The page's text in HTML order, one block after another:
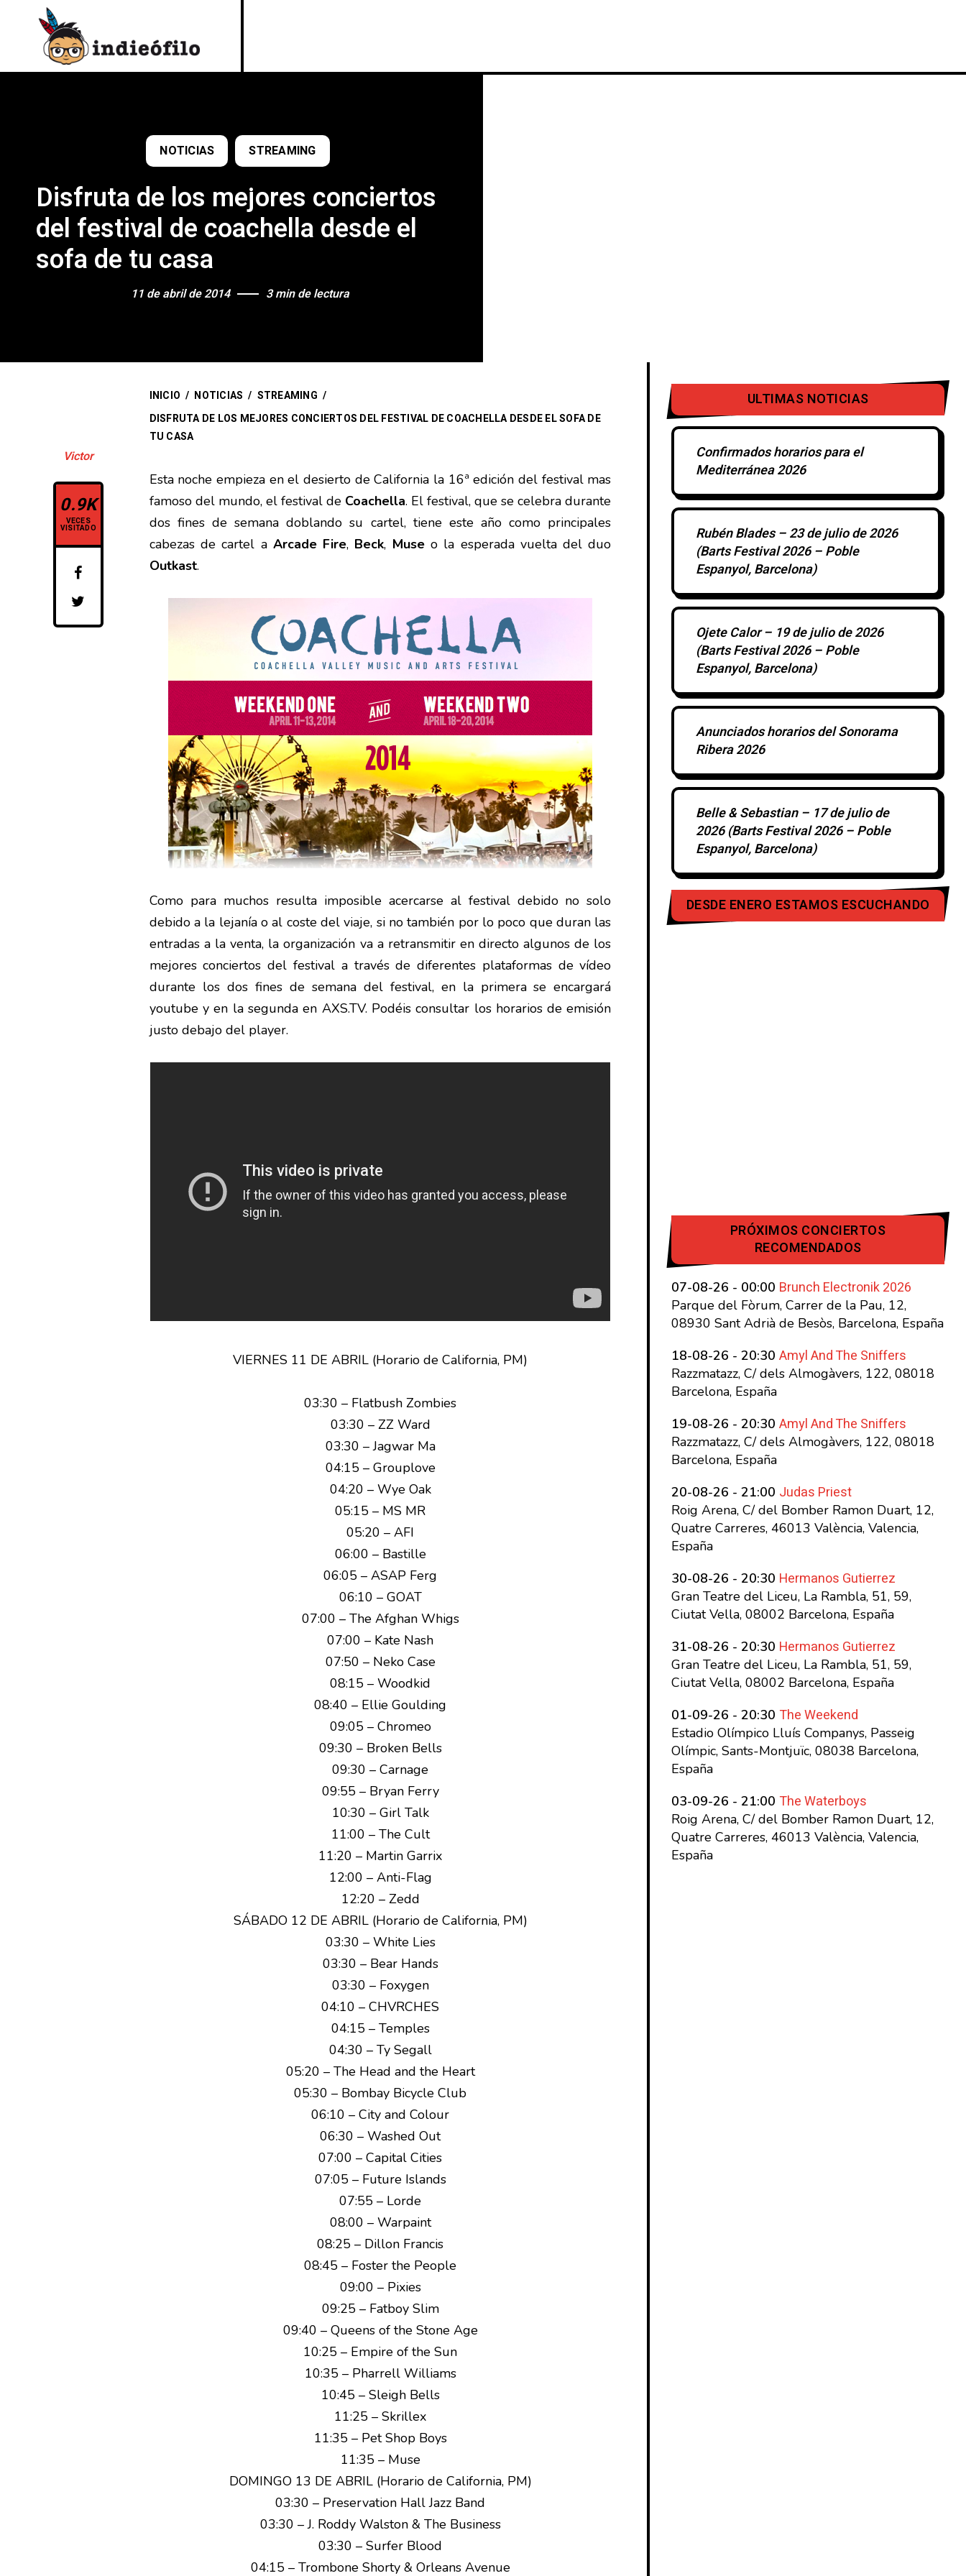
NOTICIAS STREAMING
Disfruta de los mejores conciertos
del festival de coachella desde el
sofa de tu casa
11 de abril de 2014 3 min de lectura
Victor
0.9K
VECES
VISITADO
INICIO / NOTICIAS / STREAMING /
DISFRUTA DE LOS MEJORES CONCIERTOS DEL FESTIVAL DE COACHELLA DESDE EL SOFA DE
TU CASA
Esta noche empieza en el desierto de California la 16ª edición del festival mas
famoso del mundo, el festival de Coachella. El festival, que se celebra durante
dos fines de semana doblando su cartel, tiene este año como principales
cabezas de cartel a Arcade Fire, Beck, Museo la esperada vuelta del duo
Outkast.
Como para muchos resulta imposible acercarse al festival debido no solo
debido a la lejanía o al coste del viaje, si no también por lo poco que duran las
entradas a la venta, la organización va a retransmitir en directo algunos de los
mejores conciertos del festival a través de diferentes plataformas de vídeo
durante los dos fines de semana del festival, en la primera se encargará
youtube y en la segunda en AXS.TV. Podéis consultar los horarios de emisión
justo debajo del player.
VIERNES 11 DE ABRIL (Horario de California, PM)
03:30 – Flatbush Zombies
03:30 – ZZ Ward
03:30 – Jagwar Ma
04:15 – Grouplove
04:20 – Wye Oak
05:15 – MS MR
05:20 – AFI
06:00 – Bastille
06:05 – ASAP Ferg
06:10 – GOAT
07:00 – The Afghan Whigs
07:00 – Kate Nash
07:50 – Neko Case
08:15 – Woodkid
08:40 – Ellie Goulding
09:05 – Chromeo
09:30 – Broken Bells
09:30 – Carnage
09:55 – Bryan Ferry
10:30 – Girl Talk
11:00 – The Cult
11:20 – Martin Garrix
12:00 – Anti-Flag
12:20 – Zedd
SÁBADO 12 DE ABRIL (Horario de California, PM)
03:30 – White Lies
03:30 – Bear Hands
03:30 – Foxygen
04:10 – CHVRCHES
04:15 – Temples
04:30 – Ty Segall
05:20 – The Head and the Heart
05:30 – Bombay Bicycle Club
06:10 – City and Colour
06:30 – Washed Out
07:00 – Capital Cities
07:05 – Future Islands
07:55 – Lorde
08:00 – Warpaint
08:25 – Dillon Francis
08:45 – Foster the People
09:00 – Pixies
09:25 – Fatboy Slim
09:40 – Queens of the Stone Age
10:25 – Empire of the Sun
10:35 – Pharrell Williams
10:45 – Sleigh Bells
11:25 – Skrillex
11:35 – Pet Shop Boys
11:35 – Muse
DOMINGO 13 DE ABRIL (Horario de California, PM)
03:30 – Preservation Hall Jazz Band
03:30 – J. Roddy Walston & The Business
03:30 – Surfer Blood
04:15 – Trombone Shorty & Orleans Avenue
ULTIMAS NOTICIAS
Confirmados horarios para el
Mediterránea 2026
Rubén Blades – 23 de julio de 2026
(Barts Festival 2026 – Poble
Espanyol, Barcelona)
Ojete Calor – 19 de julio de 2026
(Barts Festival 2026 – Poble
Espanyol, Barcelona)
Anunciados horarios del Sonorama
Ribera 2026
Belle & Sebastian – 17 de julio de
2026 (Barts Festival 2026 – Poble
Espanyol, Barcelona)
DESDE ENERO ESTAMOS ESCUCHANDO
PRÓXIMOS CONCIERTOS
RECOMENDADOS
07-08-26 - 00:00 Brunch Electronik 2026
Parque del Fòrum, Carrer de la Pau, 12,
08930 Sant Adrià de Besòs, Barcelona, España
18-08-26 - 20:30 Amyl And The Sniffers
Razzmatazz, C/ dels Almogàvers, 122, 08018
Barcelona, España
19-08-26 - 20:30 Amyl And The Sniffers
Razzmatazz, C/ dels Almogàvers, 122, 08018
Barcelona, España
20-08-26 - 21:00 Judas Priest
Roig Arena, C/ del Bomber Ramon Duart, 12,
Quatre Carreres, 46013 València, Valencia,
España
30-08-26 - 20:30 Hermanos Gutierrez
Gran Teatre del Liceu, La Rambla, 51, 59,
Ciutat Vella, 08002 Barcelona, España
31-08-26 - 20:30 Hermanos Gutierrez
Gran Teatre del Liceu, La Rambla, 51, 59,
Ciutat Vella, 08002 Barcelona, España
01-09-26 - 20:30 The Weekend
Estadio Olímpico Lluís Companys, Passeig
Olímpic, Sants-Montjuïc, 08038 Barcelona,
España
03-09-26 - 21:00 The Waterboys
Roig Arena, C/ del Bomber Ramon Duart, 12,
Quatre Carreres, 46013 València, Valencia,
España